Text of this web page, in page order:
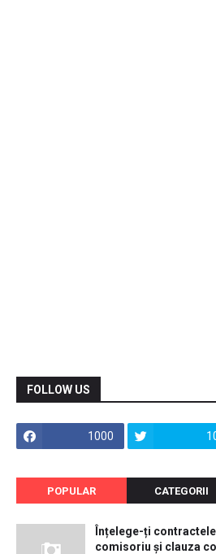
FOLLOW US
1000
POPULAR CATEGORII
Înțelege-ți
comisoriu și clauza